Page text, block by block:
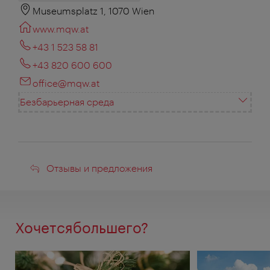
Museumsplatz 1, 1070 Wien
www.mqw.at
+43 1 523 58 81
+43 820 600 600
office@mqw.at
Безбарьерная среда
Отзывы
Отзывы и предложения
Хочетсябольшего?